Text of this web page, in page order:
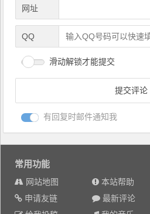
网址
QQ
滑动解锁才能提交
有回复时邮件通知我
常用功能
网站地图 本站帮助
申请友链
最新评论